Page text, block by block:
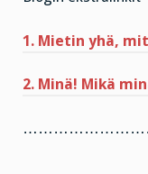
1. Mietin yhä,
2. Minä! Mikä